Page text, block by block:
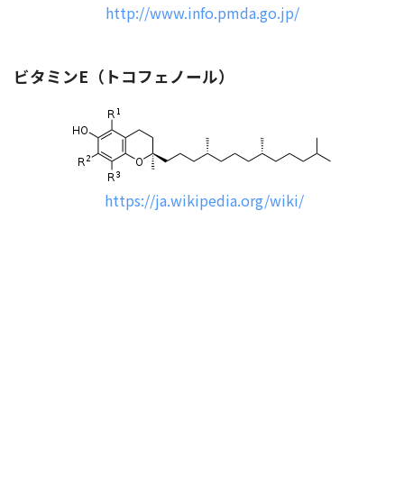
http://www.info.pmda.go.jp/
ビタミンE（トコフェノール）
https://ja.wikipedia.org/wiki/